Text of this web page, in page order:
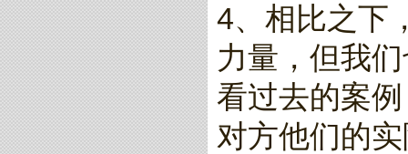
4、相比之下
力量，但我
看过去的案
对方他们的